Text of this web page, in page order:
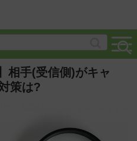
相手(受信側)がキャ
策は?